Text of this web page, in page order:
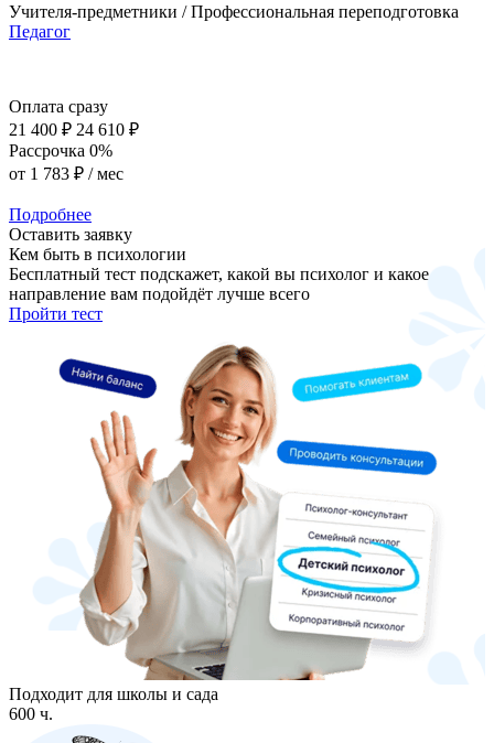
Учителя-предметники / Профессиональная переподготовка
Педагог
Оплата сразу
21 400 ₽ 24 610 ₽
Рассрочка 0%
от 1 783 ₽ / мес
Подробнее
Оставить заявку
Кем быть в психологии
Бесплатный тест подскажет, какой вы психолог и какое
направление вам подойдёт лучше всего
Пройти тест
Подходит для школы и сада
600 ч.